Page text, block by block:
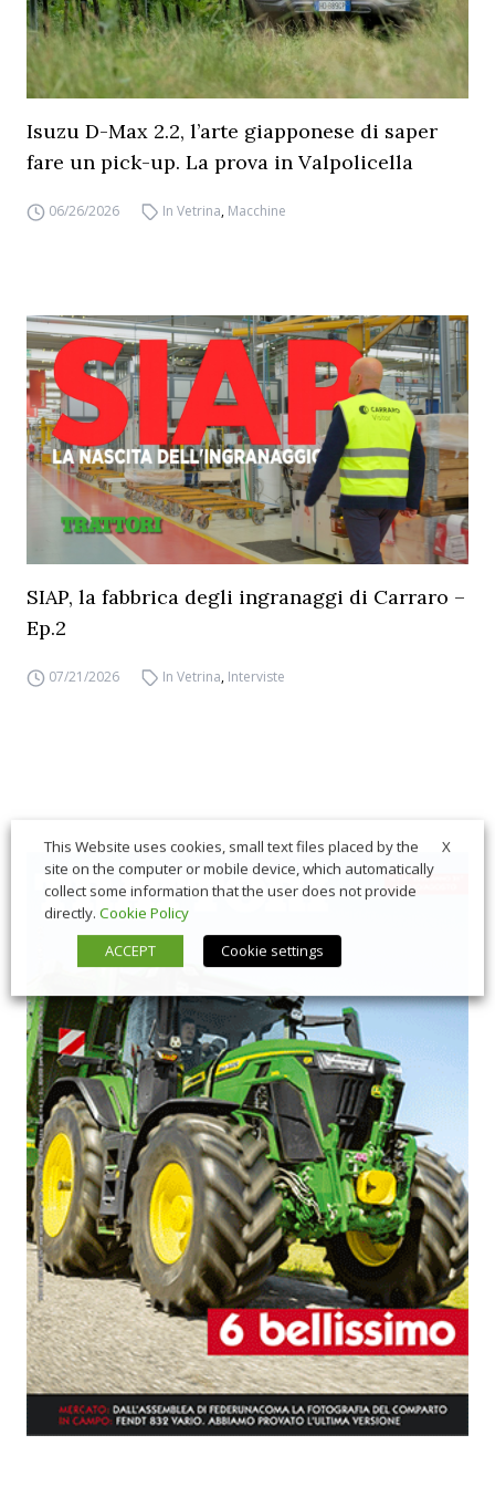
Isuzu D-Max 2.2, l’arte giapponese di saper
fare un pick-up. La prova in Valpolicella
06/26/2026 In Vetrina, Macchine
SIAP, la fabbrica degli ingranaggi di Carraro –
Ep.2
07/21/2026 In Vetrina, Interviste
X
This Website uses cookies, small text files placed by the
site on the computer or mobile device, which automatically
collect some information that the user does not provide
directly. Cookie Policy
ACCEPT
Cookie settings